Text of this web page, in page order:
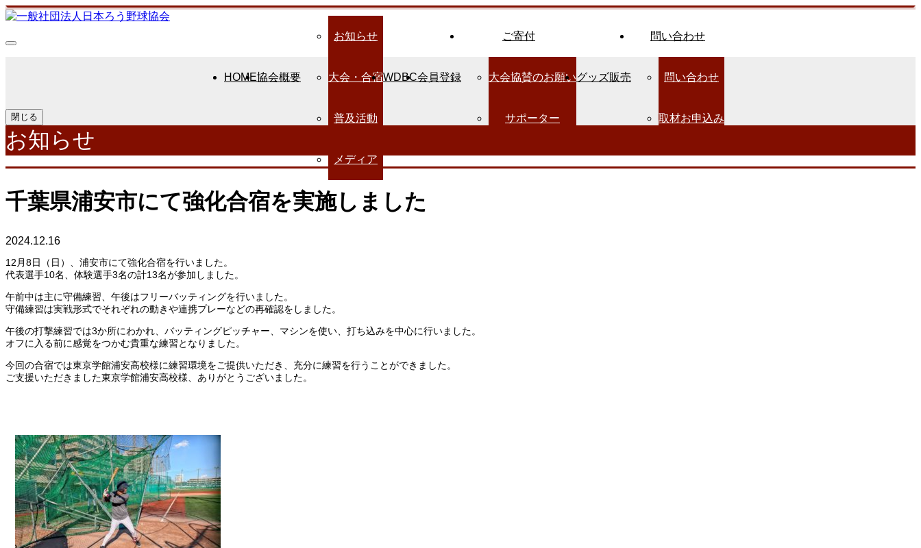
HOME協会概要
お知らせ
大会・合宿
普及活動
メディア
WDBC会員登録
ご寄付
大会協賛のお願い
サポーター
グッズ販売
問い合わせ
問い合わせ
取材お申込み
閉じる
お知らせ
千葉県浦安市にて強化合宿を実施しました
2024.12.16
12月8日（日）、浦安市にて強化合宿を行いました。
代表選手10名、体験選手3名の計13名が参加しました。
午前中は主に守備練習、午後はフリーバッティングを行いました。
守備練習は実戦形式でそれぞれの動きや連携プレーなどの再確認をしました。
午後の打撃練習では3か所にわかれ、バッティングピッチャー、マシンを使い、打ち込みを中心に行いました。
オフに入る前に感覚をつかむ貴重な練習となりました。
今回の合宿では東京学館浦安高校様に練習環境をご提供いただき、充分に練習を行うことができました。
ご支援いただきました東京学館浦安高校様、ありがとうございました。